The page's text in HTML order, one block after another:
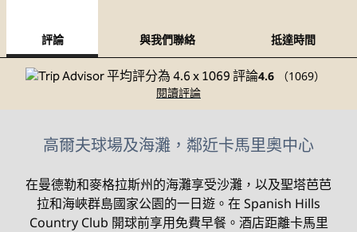
評論 與我們聯絡 抵達時間
4.6 （1069）
閱讀評論
高爾夫球場及海灘，鄰近卡馬里奧中心
在曼德勒和麥格拉斯州的海灘享受沙灘，以及聖塔芭芭
拉和海峽群島國家公園的一日遊。在 Spanish Hills
Country Club 開球前享用免費早餐。酒店距離卡馬里